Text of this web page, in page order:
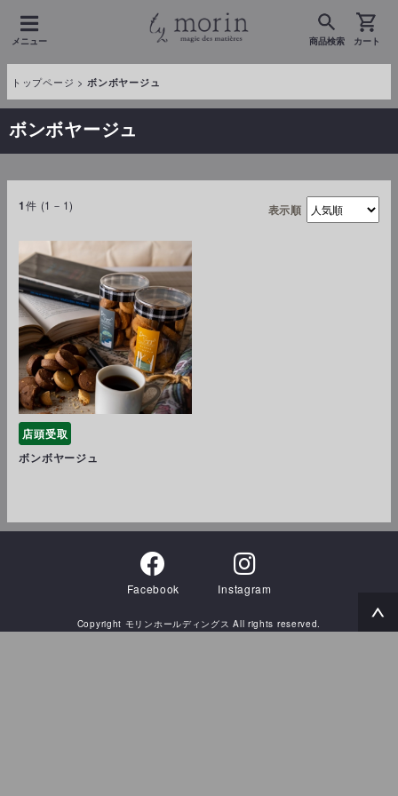
メニュー 商品検索 カート
トップページ > ボンボヤージュ
ボンボヤージュ
1件 (1－1) 表示順
店頭受取
ボンボヤージュ
Facebook Instagram
Copyright モリンホールディングス All rights reserved.